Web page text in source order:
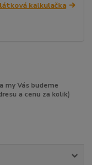
kalkulačka
my Vás budeme
a cenu za kolik)